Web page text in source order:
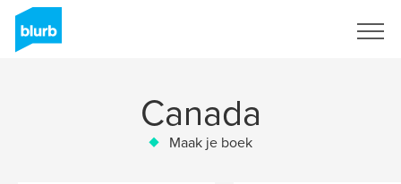
Canada
Maak je boek